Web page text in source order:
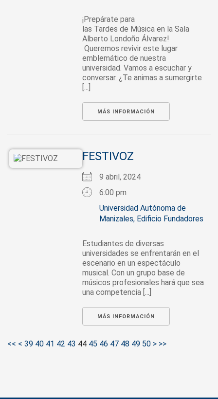
¡Prepárate para
las Tardes de Música en la Sala
Alberto Londoño Álvarez!
Queremos revivir este lugar
emblemático de nuestra
universidad. Vamos a escuchar y
conversar. ¿Te animas a sumergirte
[...]
MÁS INFORMACIÓN
FESTIVOZ
9 abril, 2024
6:00 pm
Universidad Autónoma de
Manizales, Edificio Fundadores
Estudiantes de diversas
universidades se enfrentarán en el
escenario en un espectáculo
musical. Con un grupo base de
músicos profesionales hará que sea
una competencia [...]
MÁS INFORMACIÓN
<< < 39 40 41 42 43 44 45 46 47 48 49 50 > >>